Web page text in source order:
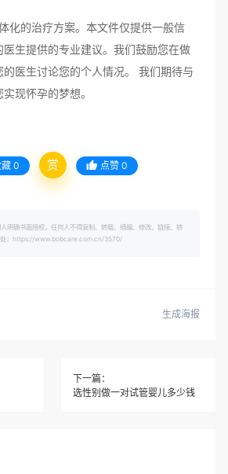
化的治疗方案。本文件仅提供一般信
医生提供的专业建议。我们鼓励您在做
医生讨论您的个人情况。 我们期待与
现怀孕的梦想。
藏 0 赏 点赞 0
明确书面授权，任何人不得复制、转载、摘编、修改、链接、转
处：https://www.bobcare.com.cn/3570/
生成海报
下一篇：
选性别做一对试管婴儿多少钱